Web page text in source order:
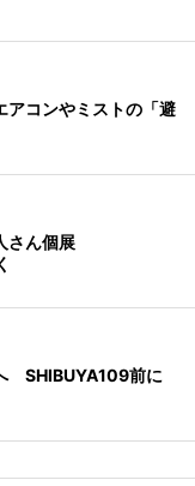
アコンやミストの「避
さん個展
SHIBUYA109前に